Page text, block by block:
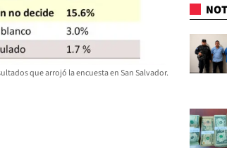
que arrojó la encuesta en San Salvador.